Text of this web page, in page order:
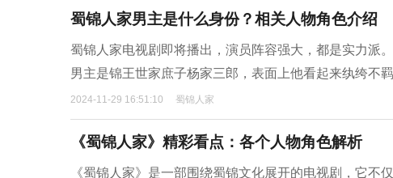
蜀锦人家男主是什么身份？相关人物角色介绍
蜀锦人家电视剧即将播出，演员阵容强大，都是实力派
男主是锦王世家庶子杨家三郎，表面上他看起来纨绔不
2024-11-29 16:51:10 蜀锦人家
《蜀锦人家》精彩看点：各个人物角色解析
《蜀锦人家》是一部围绕蜀锦文化展开的电视剧，它